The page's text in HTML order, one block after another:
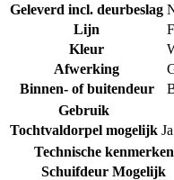
Geleverd incl. deurbeslag
Lijn
Kleur
Afwerking
Binnen- of buitendeur
Gebruik
Tochtvaldorpel mogelijk Ja
Technische kenmerken
Schuifdeur Mogelijk